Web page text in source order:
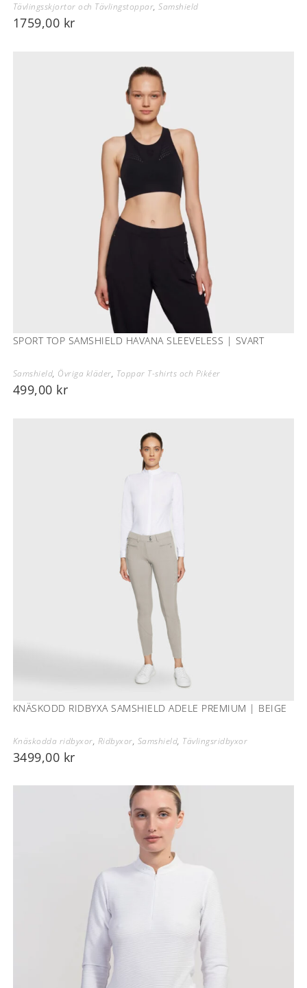
Tävlingsskjortor och Tävlingstoppar,Samshield
1759,00 kr
SPORT TOP SAMSHIELD HAVANA SLEEVELESS | SVART
Samshield, Övriga kläder, Toppar T-shirts och Pikéer
499,00 kr
KNÄSKODD RIDBYXA SAMSHIELD ADELE PREMIUM | BEIGE
Knäskodda ridbyxor, Ridbyxor, Samshield, Tävlingsridbyxor
3499,00 kr